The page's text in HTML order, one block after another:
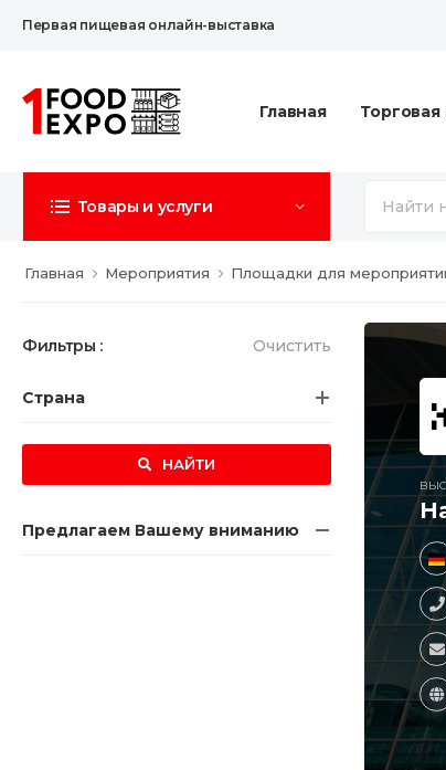
Первая пищевая онлайн-выставка
Главная
Товары и услуги
Главная Мероприятия Площадки для
Фильтры : Очистить
Страна
НАЙТИ
Предлагаем Вашему вниманию